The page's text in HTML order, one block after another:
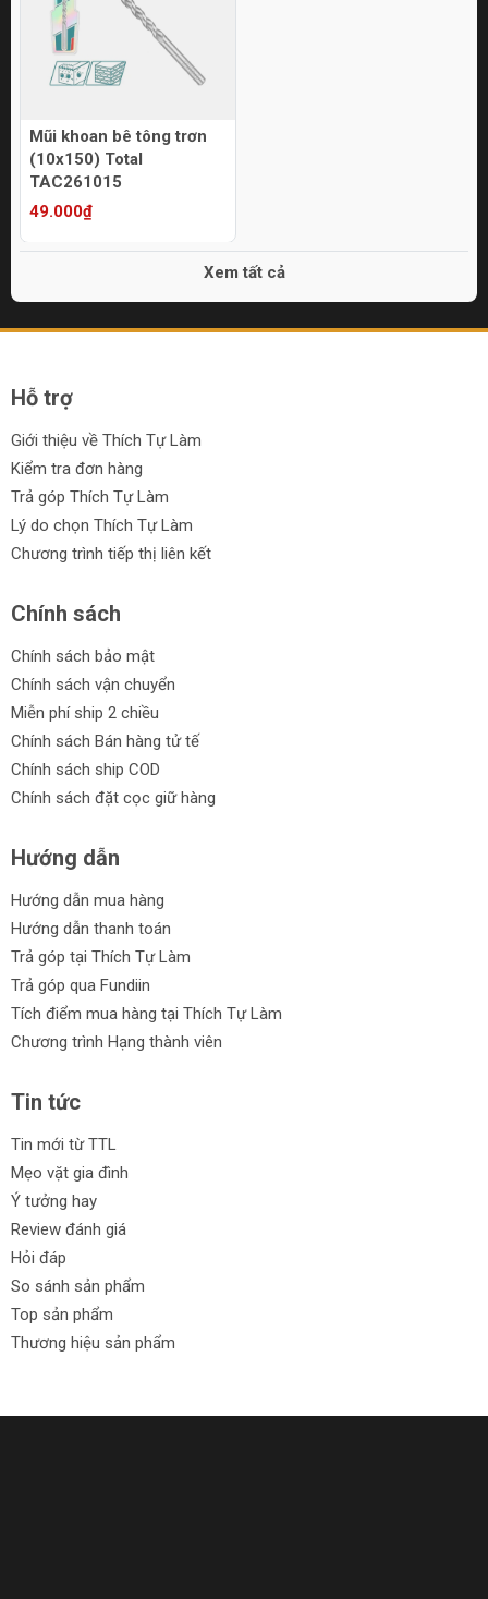
Mũi khoan bê tông trơn
(10x150) Total
TAC261015
49.000₫
Xem tất cả
Hỗ trợ
Giới thiệu về Thích Tự Làm
Kiểm tra đơn hàng
Trả góp Thích Tự Làm
Lý do chọn Thích Tự Làm
Chương trình tiếp thị liên kết
Chính sách
Chính sách bảo mật
Chính sách vận chuyển
Miễn phí ship 2 chiều
Chính sách Bán hàng tử tế
Chính sách ship COD
Chính sách đặt cọc giữ hàng
Hướng dẫn
Hướng dẫn mua hàng
Hướng dẫn thanh toán
Trả góp tại Thích Tự Làm
Trả góp qua Fundiin
Tích điểm mua hàng tại Thích Tự Làm
Chương trình Hạng thành viên
Tin tức
Tin mới từ TTL
Mẹo vặt gia đình
Ý tưởng hay
Review đánh giá
Hỏi đáp
So sánh sản phẩm
Top sản phẩm
Thương hiệu sản phẩm